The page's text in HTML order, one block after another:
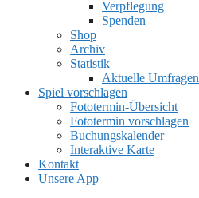
Verpflegung
Spenden
Shop
Archiv
Statistik
Aktuelle Umfragen
Spiel vorschlagen
Fototermin-Übersicht
Fototermin vorschlagen
Buchungskalender
Interaktive Karte
Kontakt
Unsere App